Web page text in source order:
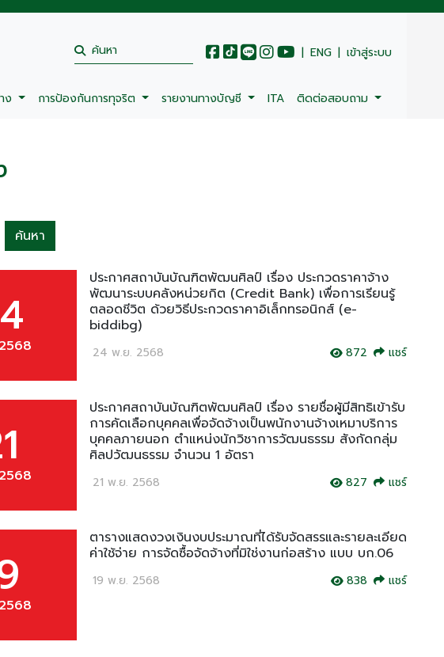
| ENG | เข้าสู่ระบบ
ง การป้องกันการทุจริต รายงานทางบัญชี ITA ติดต่อสอบถาม
ค้นหา
ประกาศสถาบันบัณฑิตพัฒนศิลป์ เรื่อง ประกวดราคาจ้าง
พัฒนาระบบคลังหน่วยกิต (Credit Bank) เพื่อการเรียนรู้
ตลอดชีวิต ด้วยวิธีประกวดราคาอิเล็กทรอนิกส์ (e-
biddibg)
24 พ.ย. 2568 872 แชร์
ประกาศสถาบันบัณฑิตพัฒนศิลป์ เรื่อง รายชื่อผู้มีสิทธิเข้ารับ
การคัดเลือกบุคคลเพื่อจัดจ้างเป็นพนักงานจ้างเหมาบริการ
บุคคลภายนอก ตำแหน่งนักวิชาการวัฒนธรรม สังกัดกลุ่ม
ศิลปวัฒนธรรม จำนวน 1 อัตรา
21 พ.ย. 2568 827 แชร์
ตารางแสดงวงเงินงบประมาณที่ได้รับจัดสรรและรายละเอียด
ค่าใช้จ่าย การจัดซื้อจัดจ้างที่มิใช่งานก่อสร้าง แบบ บก.06
19 พ.ย. 2568 838 แชร์